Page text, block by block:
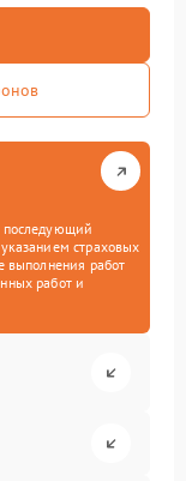
последующий
страховых
выполнения работ
работ и